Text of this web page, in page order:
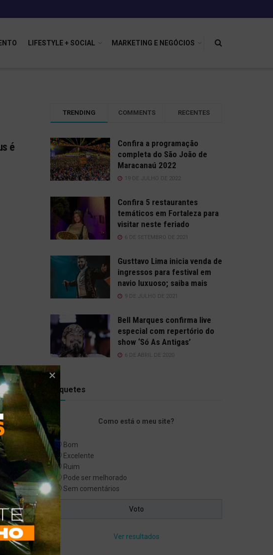
LIFESTYLE + SOCIAL MARKETING E NEGÓCIOS
é
TRENDING COMMENTS RECENTES
Confira a programação
completa do São João de
Maracanaú 2022
19 DE JULHO DE 2022
Confira 5 restaurantes
temáticos em Fortaleza para
visitar neste feriado
6 DE SETEMBRO DE 2021
Gusttavo Lima inicia venda de
ingressos para festival em
navio luxuoso; saiba mais
9 DE JULHO DE 2021
Bell Marques confirma live
especial com repertório do
show ‘Só As Antigas’
6 DE ABRIL DE 2020
Enquetes
Como está o meu site?
Bom
Excelente
Ruim
Pode ser melhorado
Sem comentários
Ver resultados